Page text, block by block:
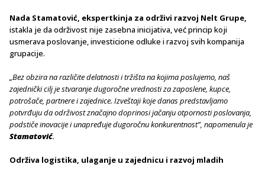
Nada Stamatović, ekspertkinja za održivi razvoj Nelt Grupe,
istakla je da održivost nije zasebna inicijativa, već princip koji
usmerava poslovanje, investicione odluke i razvoj svih kompanija
grupacije.
„Bez obzira na različite delatnosti i tržišta na kojima poslujemo, naš
zajednički cilj je stvaranje dugoročne vrednosti za zaposlene, kupce,
potrošače, partnere i zajednice. Izveštaji koje danas predstavljamo
potvrđuju da održivost značajno doprinosi jačanju otpornosti poslovanja,
podstiče inovacije i unapređuje dugoročnu konkurentnost”, napomenula je
Stamatović.
Održiva logistika, ulaganje u zajednicu i razvoj mladih